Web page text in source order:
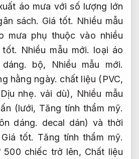
áo mưa với số lượng lớn
sách. Giá tốt. Nhiều mẫu
mưa phụ thuộc vào nhiều
tốt. Nhiều mẫu mới. loại áo
bộ,
Nhiều mẫu mới.
hằng ngày. chất liệu (PVC,
Dịu nhẹ. vải dù), Nhiều mẫu
(lưới, Tăng tính thẩm mỹ.
dáng. decal dán) và thời
Giá tốt. Tăng tính thẩm mỹ.
500 chiếc trở lên, Chất liệu